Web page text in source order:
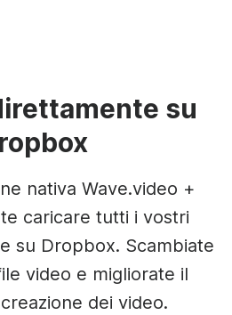
su
nativa Wave.video +
caricare tutti i vostri
su Dropbox. Scambiate
video e migliorate il
dei video.